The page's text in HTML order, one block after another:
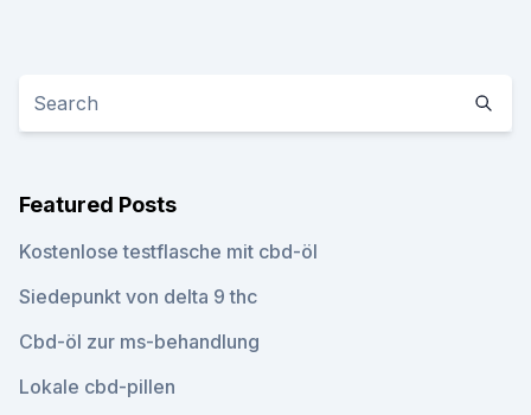
Featured Posts
Kostenlose testflasche mit cbd-öl
Siedepunkt von delta 9 thc
Cbd-öl zur ms-behandlung
Lokale cbd-pillen